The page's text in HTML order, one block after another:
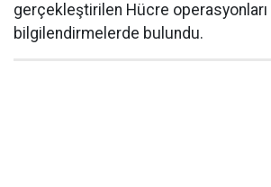
gerçekleştirilen Hücre operasyonları
bilgilendirmelerde bulundu.